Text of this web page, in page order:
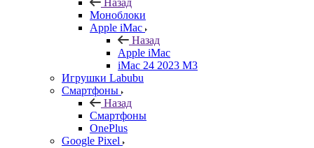
Назад
Моноблоки
Apple iMac
Назад
Apple iMac
iMac 24 2023 M3
Игрушки Labubu
Смартфоны
Назад
Смартфоны
OnePlus
Google Pixel